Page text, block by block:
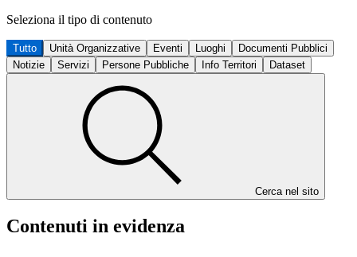
Seleziona il tipo di contenuto
Tutto Unità Organizzative Eventi Luoghi
Documenti Pubblici
Notizie
Servizi Persone Pubbliche Info Territori Dataset
Cerca nel sito
Contenuti in evidenza